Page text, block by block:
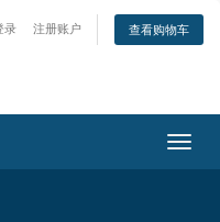
录 注册账户 查看购物车